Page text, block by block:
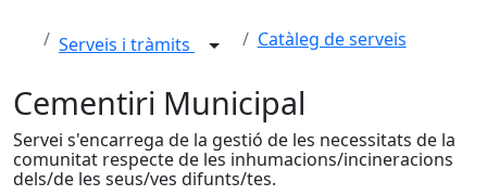
Serveis i tràmits Catàleg de serveis
Cementiri Municipal
Servei s'encarrega de la gestió de les necessitats de la
comunitat respecte de les inhumacions/incineracions
dels/de les seus/ves difunts/tes.